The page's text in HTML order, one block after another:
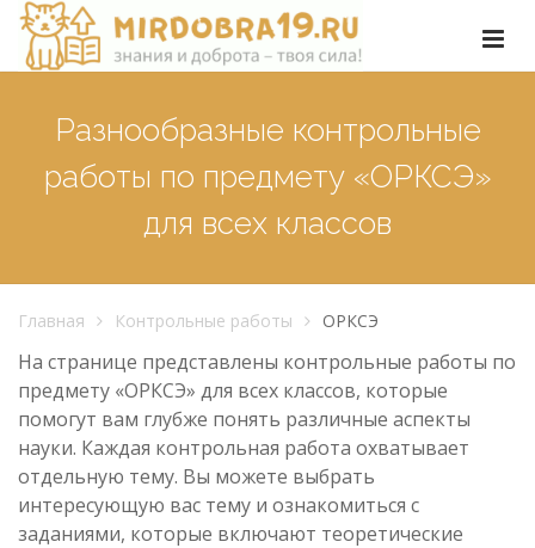
Разнообразные контрольные
работы по предмету «ОРКСЭ»
для всех классов
Главная Контрольные работы ОРКСЭ
На странице представлены контрольные работы по
предмету «ОРКСЭ» для всех классов, которые
помогут вам глубже понять различные аспекты
науки. Каждая контрольная работа охватывает
отдельную тему. Вы можете выбрать
интересующую вас тему и ознакомиться с
заданиями, которые включают теоретические